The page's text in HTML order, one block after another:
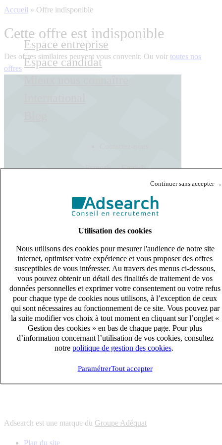
Continuer sans accepter →
Utilisation des cookies
Nous utilisons des cookies pour mesurer l'audience de notre site
internet, optimiser votre expérience et vous proposer des offres
susceptibles de vous intéresser. Au travers des menus ci-dessous,
vous pouvez obtenir un détail des finalités de traitement de vos
données personnelles et exprimer votre consentement ou votre refus
pour chaque type de cookies nous utilisons, à l’exception de ceux
qui sont nécessaires au fonctionnement de ce site. Vous pouvez par
la suite modifier vos choix à tout moment en cliquant sur l’onglet «
Gestion des cookies » en bas de chaque page. Pour plus
d’information concernant l’utilisation de vos cookies, consultez
notre politique de gestion des cookies
ParamétrerTout accepter
Espace entreprise
Espace candidat
Français English
Accueil » Offre indisponible
Cette offre est indisponible
Des offres similaires peuvent vous convenir. Ou voir toutes nos
offres
s'adapter à vos besoin en recrutement
10 univers
connaître votre secteur et ses enjeux
12 bureaux en France
proximité avec nos clients et nos talents
6 solutions
s'adapter à vos besoin en recrutement
10 univers
connaître votre secteur et ses enjeux
proximité avec nos clients et nos talents
Adsearch est une marque du Groupe Adéquat
Plan du site